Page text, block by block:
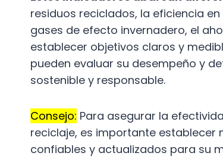
residuos reciclados, la eficiencia
gases de efecto invernadero, el
establecer objetivos claros y
pueden evaluar su desempeño y
sostenible y responsable.
Consejo: Para asegurar la
reciclaje, es importante establecer
confiables y actualizados para su